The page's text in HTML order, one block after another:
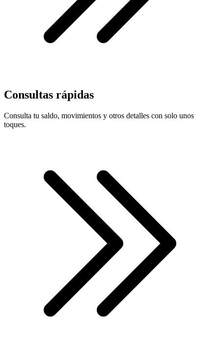
Consultas rápidas
Consulta tu saldo, movimientos y otros detalles con solo unos
toques.